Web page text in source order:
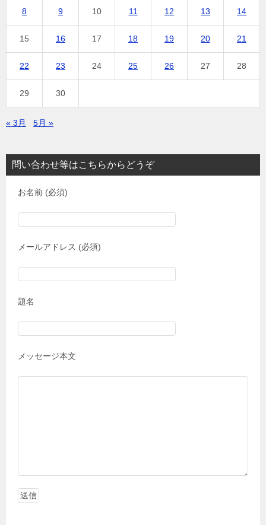
8 9 10 11 12 13 14
15 16 17 18 19 20 21
22 23 24 25 26 27 28
29 30
« 3月 5月 »
問い合わせ等はこちらからどうぞ
お名前 (必須)
メールアドレス (必須)
題名
メッセージ本文